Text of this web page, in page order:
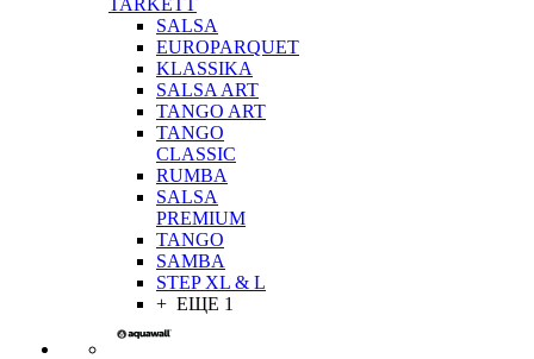
TARKETT
SALSA
EUROPARQUET
KLASSIKA
SALSA ART
TANGO ART
TANGO
CLASSIC
RUMBA
SALSA
PREMIUM
TANGO
SAMBA
STEP XL & L
+ ЕЩЕ 1